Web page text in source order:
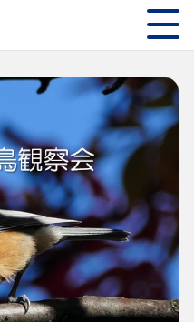
株式会社ノーザン